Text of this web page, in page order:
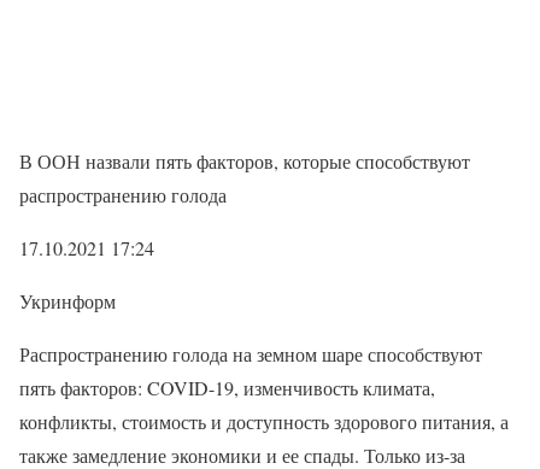
В ООН назвали пять факторов, которые способствуют
распространению голода
17.10.2021 17:24
Укринформ
Распространению голода на земном шаре способствуют
пять факторов: COVID-19, изменчивость климата,
конфликты, стоимость и доступность здорового питания, а
также замедление экономики и ее спады. Только из-за